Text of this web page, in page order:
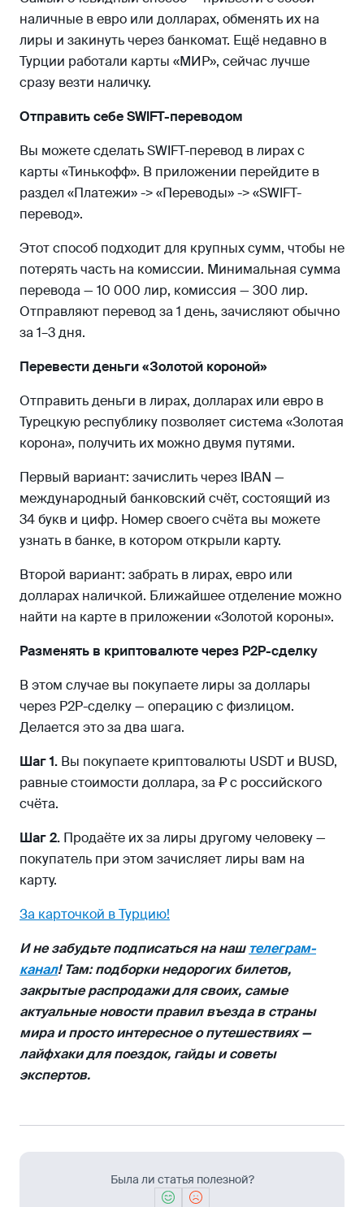
наличные в евро или долларах, обменять их на
лиры и закинуть через банкомат. Ещё недавно в
Турции работали карты «МИР», сейчас лучше
сразу везти наличку.
Отправить себе SWIFT-переводом
Вы можете сделать SWIFT-перевод в лирах с
карты «Тинькофф». В приложении перейдите в
раздел «Платежи» -> «Переводы» -> «SWIFT-
перевод».
Этот способ подходит для крупных сумм, чтобы не
потерять часть на комиссии. Минимальная сумма
перевода — 10 000 лир, комиссия — 300 лир.
Отправляют перевод за 1 день, зачисляют обычно
за 1–3 дня.
Перевести деньги «Золотой короной»
Отправить деньги в лирах, долларах или евро в
Турецкую республику позволяет система «Золотая
корона», получить их можно двумя путями.
Первый вариант: зачислить через IBAN —
международный банковский счёт, состоящий из
34 букв и цифр. Номер своего счёта вы можете
узнать в банке, в котором открыли карту.
Второй вариант: забрать в лирах, евро или
долларах наличкой. Ближайшее отделение можно
найти на карте в приложении «Золотой короны».
Разменять в криптовалюте через P2P-сделку
В этом случае вы покупаете лиры за доллары
через P2P-сделку — операцию с физлицом.
Делается это за два шага.
Шаг 1. Вы покупаете криптовалюты USDT и BUSD,
равные стоимости доллара, за ₽ с российского
счёта.
Шаг 2. Продаёте их за лиры другому человеку —
покупатель при этом зачисляет лиры вам на
карту.
За карточкой в Турцию!
И не забудьте подписаться на наш телеграм-
канал! Там: подборки недорогих билетов,
закрытые распродажи для своих, самые
актуальные новости правил въезда в страны
мира и просто интересное о путешествиях —
лайфхаки для поездок, гайды и советы
экспертов.
Была ли статья полезной?